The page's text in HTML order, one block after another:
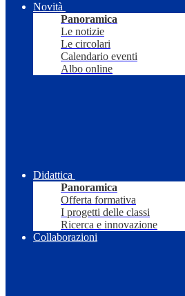
Novità
Panoramica
Le notizie
Le circolari
Calendario eventi
Albo online
Didattica
Panoramica
Offerta formativa
I progetti delle classi
Ricerca e innovazione
Collaborazioni